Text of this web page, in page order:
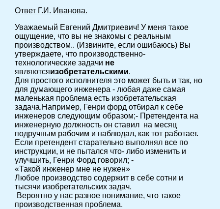
Ответ Г.И. Иванова.
Уважаемый Евгений Дмитриевич! У меня такое
ощущение, что вы не знакомы с реальным
производством.. (Извините, если ошибаюсь) Вы
утверждаете, что производственно-
технологические задачи не
являютсяизобретательскими.
Для простого исполнителя это может быть и так, но
для думающего инженера - любая даже самая
маленькая проблема есть изобретательская
задача.Например, Генри форд отбирал к себе
инженеров следующим образом;- Претендента на
инженерную должность он ставил на месяц
подручным рабочим и наблюдал, как тот работает.
Если претендент старательно выполнял все по
инструкции, и не пытался что- либо изменить и
улучшить, Генри Форд говорил; -
«Такой инженер мне не нужен»
Любое производство содержит в себе сотни и
тысячи изобретательских задач.
Вероятно у нас разное понимание, что такое
производственная проблема.